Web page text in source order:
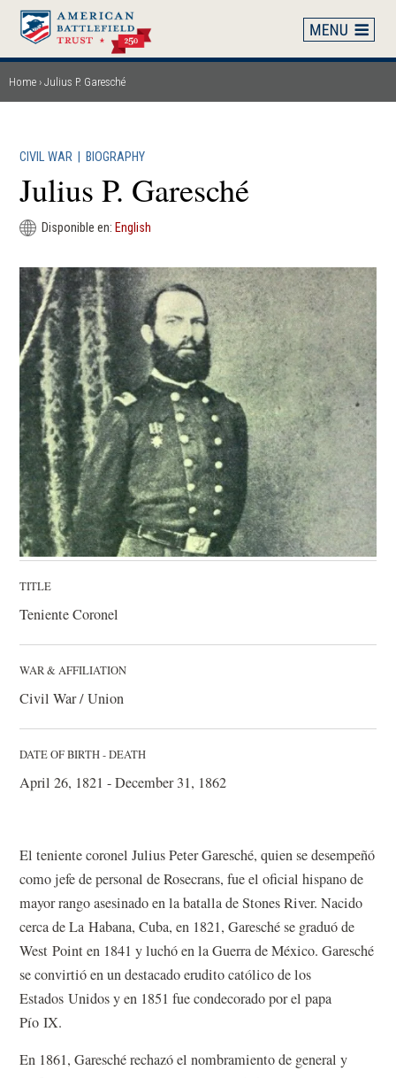
Skip
main
content
Breadcrumb
Home Julius P. Garesché
CIVIL WAR BIOGRAPHY
Julius P. Garesché
Disponible en: English
TITLE
Teniente Coronel
WAR & AFFILIATION
Civil War / Union
DATE OF BIRTH - DEATH
April 26, 1821 - December 31, 1862
El teniente coronel Julius Peter Garesché, quien se desempeñó
como jefe de personal de Rosecrans, fue el oficial hispano de
mayor rango asesinado en la batalla de Stones River. Nacido
cerca de La Habana, Cuba, en 1821, Garesché se graduó de
West Point en 1841 y luchó en la Guerra de México. Garesché
se convirtió en un destacado erudito católico de los
Estados Unidos y en 1851 fue condecorado por el papa
Pío IX.
En 1861, Garesché rechazó el nombramiento de general y